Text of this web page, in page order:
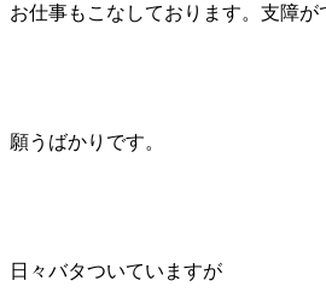
お仕事もこなしております。支障が
願うばかりです。
日々バタついていますが